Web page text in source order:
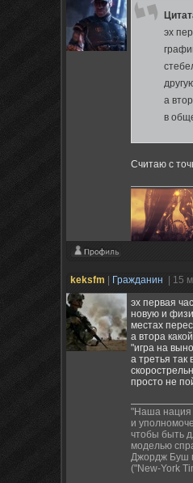
эх
а
в
Считаю с
keksfm
Гражданин
| 15
эх первая
новую и
местах
а втора
"игра на
а третья так
просто не
"Наша нация
и
чтобы быть
моделью
Джордж Буш
("New-York